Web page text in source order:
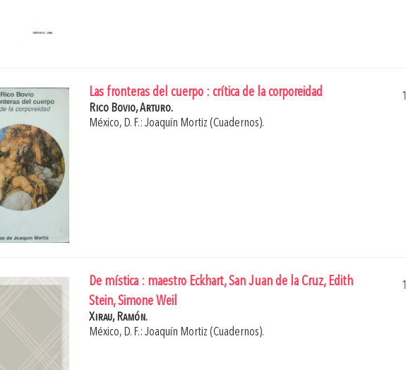
Las fronteras del cuerpo : crítica de la corporeidad
Rico Bovio, Arturo.
México, D. F.: Joaquín Mortiz (Cuadernos).
De mística : maestro Eckhart, San Juan de la Cruz, Edith
Stein, Simone Weil
Xirau, Ramón.
México, D. F.: Joaquín Mortiz (Cuadernos).